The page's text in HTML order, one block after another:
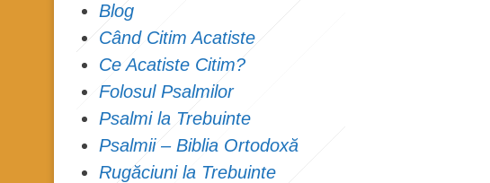
Blog
Când Citim Acatiste
Ce Acatiste Citim?
Folosul Psalmilor
Psalmi la Trebuinte
Psalmii – Biblia Ortodoxă
Rugăciuni la Trebuinte